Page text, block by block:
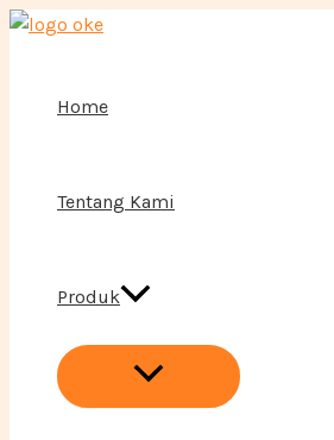
Lewati
Home
Tentang Kami
Produk
Menu